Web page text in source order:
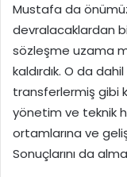
Mustafa da
devralacaklardan
sözleşme uzama
kaldırdık. O da
transferlermiş gibi
yönetim ve teknik
ortamlarına ve
Sonuçlarını da